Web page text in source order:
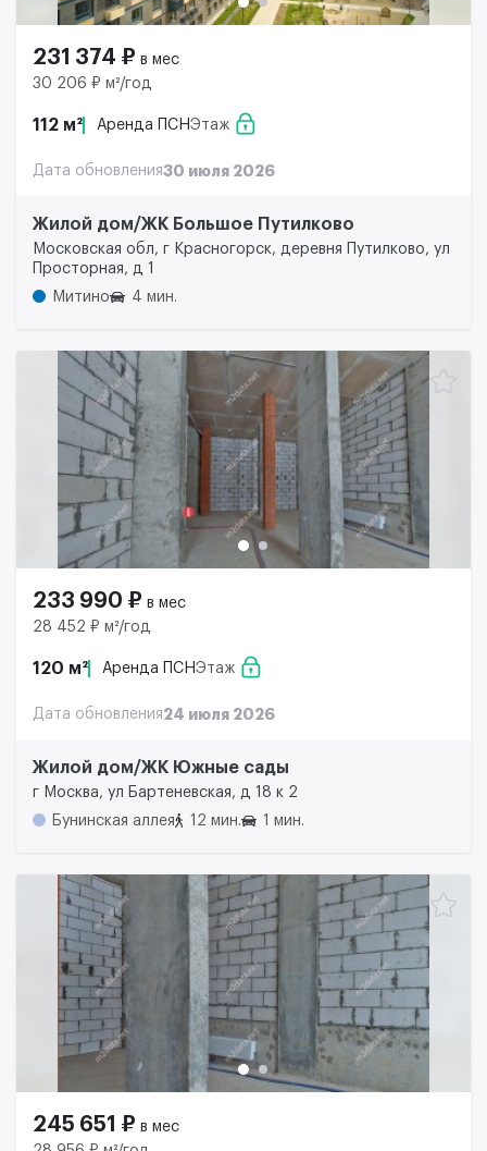
231 374 ₽ в мес
30 206 ₽ м²/год
112 м² Аренда ПСНЭтаж
Дата обновления30 июля 2026
Жилой дом/ЖК Большое Путилково
Московская обл, г Красногорск, деревня Путилково, ул
Просторная, д 1
Митино
4 мин.
233 990 ₽ в мес
28 452 ₽ м²/год
120 м² Аренда ПСНЭтаж
Дата обновления24 июля 2026
Жилой дом/ЖК Южные сады
г Москва, ул Бартеневская, д 18 к 2
Бунинская аллея
12 мин. 1 мин.
245 651 ₽ в мес